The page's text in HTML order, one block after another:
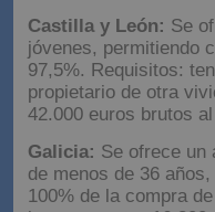
Castilla y León: Se
jóvenes, permitiendo
97,5%. Requisitos:
propietario de otra
42.000 euros brutos al
Galicia: Se ofrece un
de menos de 36
100% de la compra